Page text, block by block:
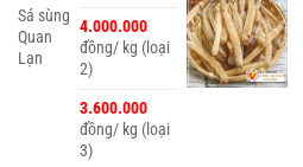
Sá sùng
Quan
Lạn
4.000.000
đồng/ kg (loại
2)
3.600.000
đồng/ kg (loại
3)